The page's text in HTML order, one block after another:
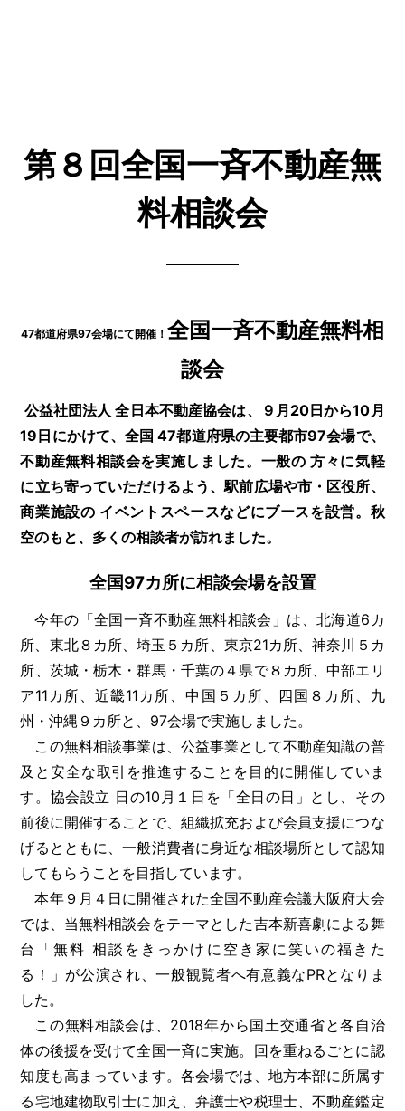
第８回全国一斉不動産無
料相談会
47都道府県97会場にて開催！ 全国一斉不動産無料相
談会
公益社団法人 全日本不動産協会は、９月20日から10月
19日にかけて、全国 47都道府県の主要都市97会場で、
不動産無料相談会を実施しました。一般の 方々に気軽
に立ち寄っていただけるよう、駅前広場や市・区役所、
商業施設の イベントスペースなどにブースを設営。秋
空のもと、多くの相談者が訪れました。
全国97カ所に相談会場を設置
今年の「全国一斉不動産無料相談会」は、北海道6カ
所、東北８カ所、埼玉５カ所、東京21カ所、神奈川５カ
所、茨城・栃木・群馬・千葉の４県で８カ所、中部エリ
ア11カ所、近畿11カ所、中国５カ所、四国８カ所、九
州・沖縄９カ所と、97会場で実施しました。
この無料相談事業は、公益事業として不動産知識の普
及と安全な取引を推進することを目的に開催していま
す。協会設立 日の10月１日を「全日の日」とし、その
前後に開催することで、組織拡充および会員支援につな
げるとともに、一般消費者に身近な相談場所として認知
してもらうことを目指しています。
本年９月４日に開催された全国不動産会議大阪府大会
では、当無料相談会をテーマとした吉本新喜劇による舞
台「無料 相談をきっかけに空き家に笑いの福きた
る！」が公演され、一般観覧者へ有意義なPRとなりま
した。
この無料相談会は、2018年から国土交通省と各自治
体の後援を受けて全国一斉に実施。回を重ねるごとに認
知度も高まっています。各会場では、地方本部に所属す
る宅地建物取引士に加え、弁護士や税理士、不動産鑑定